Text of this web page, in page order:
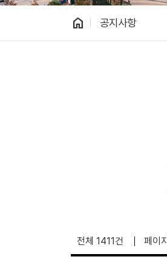
home 공지사항
전체 1411건 페이지